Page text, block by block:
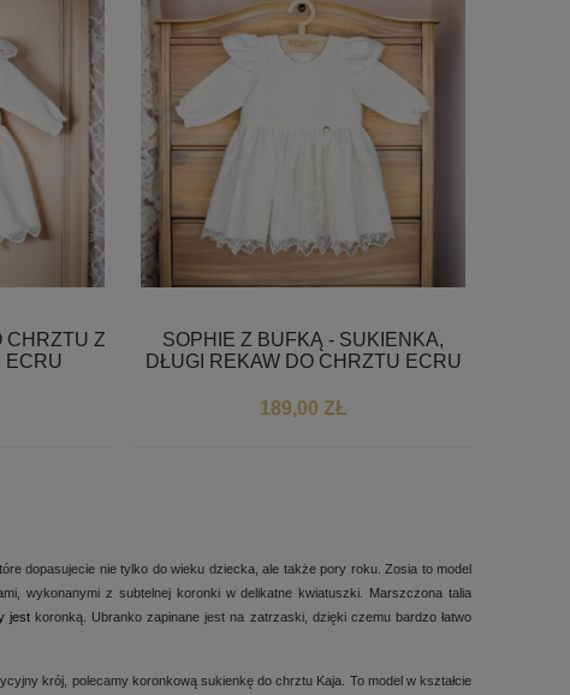
CHRZTU - BIAŁE NIECHODKI DLA
DZIEWCZYNKI
DATĄ
CHRZTU Z
ECRU
SOPHIE Z BUFKĄ - SUKIENKA,
DŁUGI REKAW DO CHRZTU ECRU
189,00 ZŁ
dopasujecie nie tylko do wieku dziecka, ale także pory roku. Zosia to model
wykonanymi z subtelnej koronki w delikatne kwiatuszki. Marszczona talia
jestkoronką. Ubranko zapinane jest na zatrzaski, dzięki czemu bardzo łatwo
krój, polecamy koronkową sukienkę do chrztu Kaja. To model w kształcie